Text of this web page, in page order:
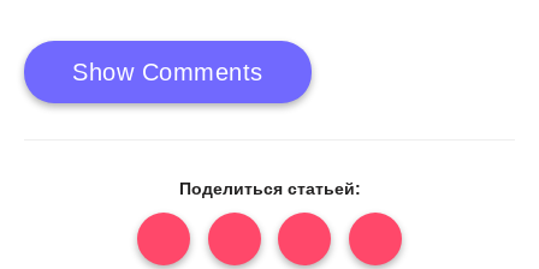
Show Comments
Поделиться статьей: